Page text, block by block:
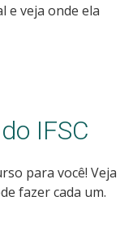
e veja onde ela
IFSC
para você! Veja
fazer cada um.